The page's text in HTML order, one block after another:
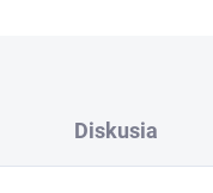
Diskusia